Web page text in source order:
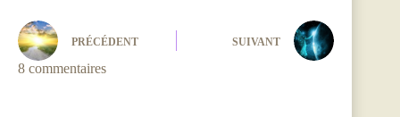
PRÉCÉDENT SUIVANT
8 commentaires